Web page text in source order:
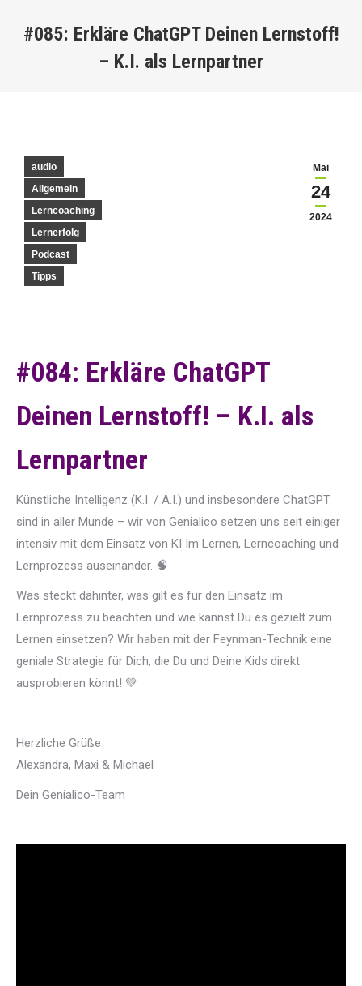
#085: Erkläre ChatGPT Deinen Lernstoff!
– K.I. als Lernpartner
Mai
24
2024
audio
Allgemein
Lerncoaching
Lernerfolg
Podcast
Tipps
#084: Erkläre ChatGPT
Deinen Lernstoff! – K.I. als
Lernpartner
Künstliche Intelligenz (K.I. / A.I.) und insbesondere ChatGPT
sind in aller Munde – wir von Genialico setzen uns seit einiger
intensiv mit dem Einsatz von KI Im Lernen, Lerncoaching und
Lernprozess auseinander. 🧠
Was steckt dahinter, was gilt es für den Einsatz im
Lernprozess zu beachten und wie kannst Du es gezielt zum
Lernen einsetzen? Wir haben mit der Feynman-Technik eine
geniale Strategie für Dich, die Du und Deine Kids direkt
ausprobieren könnt! 💚
Herzliche Grüße
Alexandra, Maxi & Michael
Dein Genialico-Team